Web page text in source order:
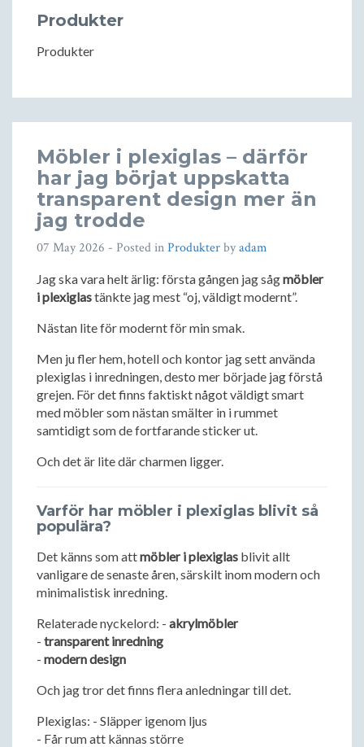
Produkter
Produkter
Möbler i plexiglas – därför
har jag börjat uppskatta
transparent design mer än
jag trodde
07 May 2026 - Posted inProdukterbyadam
Jag ska vara helt ärlig: första gången jag sågmöbler
i plexiglastänkte jag mest “oj, väldigt modernt”.
Nästan lite för modernt för min smak.
Men ju fler hem, hotell och kontor jag sett använda
plexiglas i inredningen, desto mer började jag förstå
grejen. För det finns faktiskt något väldigt smart
med möbler som nästan smälter in i rummet
samtidigt som de fortfarande sticker ut.
Och det är lite där charmen ligger.
Varför har möbler i plexiglas blivit så
populära?
Det känns som attmöbler i plexiglas blivit allt
vanligare de senaste åren, särskilt inom modern och
minimalistisk inredning.
Relaterade nyckelord: - akrylmöbler
- transparent inredning
- modern design
Och jag tror det finns flera anledningar till det.
Plexiglas: - Släpper igenom ljus
- Får rum att kännas större